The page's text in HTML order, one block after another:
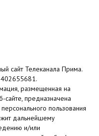
сайт Телеканала Прима.
размещенная на
сайте, предназначена
пользования
дальнейшему
и/или